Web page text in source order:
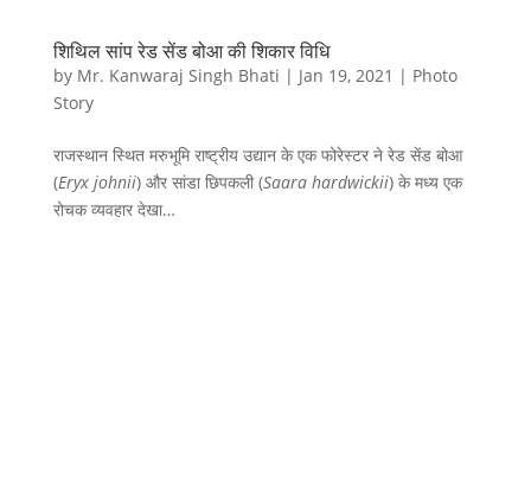
शिथिल सांप रेड सेंड बोआ की शिकार विधि
by Mr. Kanwaraj Singh Bhati | Jan 19, 2021 | Photo
Story
राजस्थान स्थित मरुभूमि राष्ट्रीय उद्यान के एक फोरेस्टर ने रेड सेंड बोआ
(Eryx johnii) और सांडा छिपकली (Saara hardwickii) के मध्य एक
रोचक व्यवहार देखा…